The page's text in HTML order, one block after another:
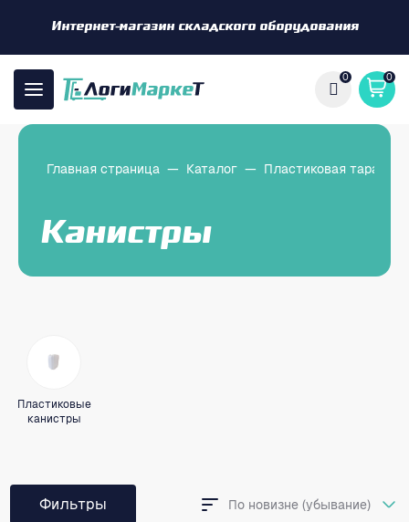
Интернет-магазин складского оборудования
0 0
Главная страница — Каталог — Пластиковая тара
Канистры
Пластиковые
канистры
Фильтры По новизне (убывание)